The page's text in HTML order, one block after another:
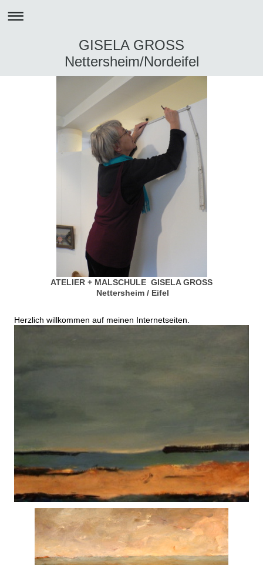
GISELA GROSS
Nettersheim/Nordeifel
ATELIER + MALSCHULE GISELA GROSS
Nettersheim / Eifel
Herzlich willkommen auf meinen Internetseiten.